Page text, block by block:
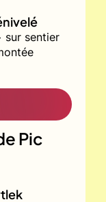
sur sentier
Pic